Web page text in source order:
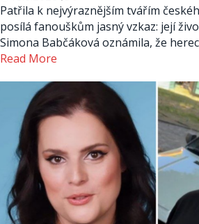
Patřila k nejvýraznějším tvářím
posílá fanouškům jasný vzkaz: její
Simona Babčáková oznámila, že
Read More